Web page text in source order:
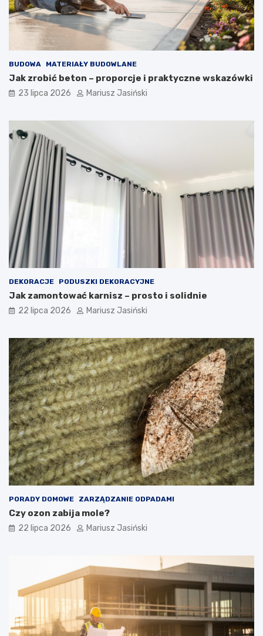
BUDOWA MATERIAŁY BUDOWLANE
Jak zrobić beton – proporcje i praktyczne wskazówki
23 lipca 2026 Mariusz Jasiński
DEKORACJE PODUSZKI DEKORACYJNE
Jak zamontować karnisz – prosto i solidnie
22 lipca 2026 Mariusz Jasiński
PORADY DOMOWE ZARZĄDZANIE ODPADAMI
Czy ozon zabija mole?
22 lipca 2026 Mariusz Jasiński